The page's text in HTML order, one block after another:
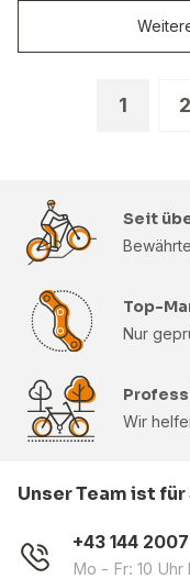
1 2
Seit
Top-
Nur
Wir
Unser Team ist für
+43 144
Mo - Fr: 10